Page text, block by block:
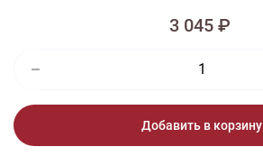
3 045 ₽
Добавить в корзину